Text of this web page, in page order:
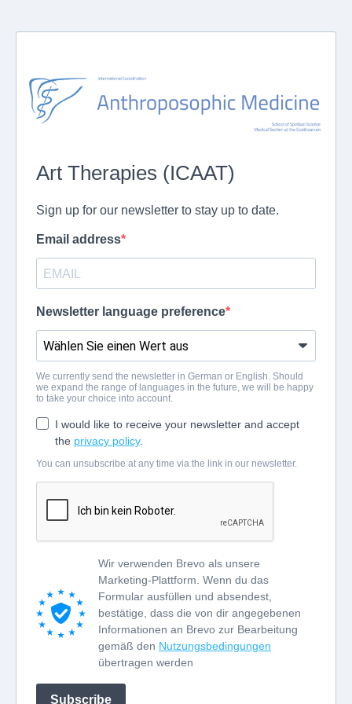
Art Therapies (ICAAT)
Sign up for our newsletter to stay up to date.
Email address
Newsletter language preference
We currently send the newsletter in German or English. Should
we expand the range of languages in the future, we will be happy
to take your choice into account.
I would like to receive your newsletter and accept
the privacy policy.
You can unsubscribe at any time via the link in our newsletter.
Wir verwenden Brevo als unsere
Marketing-Plattform. Wenn du das
Formular ausfüllen und absendest,
bestätige, dass die von dir angegebenen
Informationen an Brevo zur Bearbeitung
gemäß den Nutzungsbedingungen
übertragen werden
Subscribe